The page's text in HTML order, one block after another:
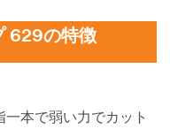
629の特徴
本で弱い力でカット